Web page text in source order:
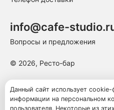
info@cafe-
Вопросы и предложения
© 2026, Ресто-бар
Пользовательское
Политика
Данный сайт использует
информации на персональном
пользователя. Некоторые из